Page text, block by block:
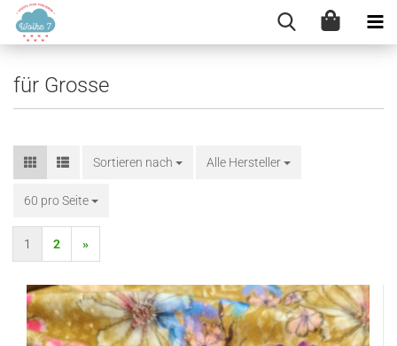
für Grosse
Sortieren nach
Sortieren nach Alle Hersteller
60 pro Seite
pro Seite
1 2 »